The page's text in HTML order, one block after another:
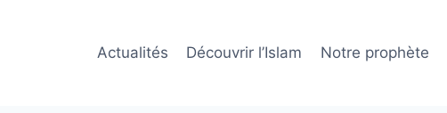
Actualités Découvrir l’Islam Notre prophète